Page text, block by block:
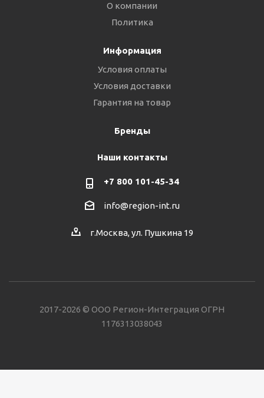
О компании
Политика
Информация
Условия оплаты
Условия доставки
Гарантия на товар
Бренды
Наши контакты
+7 800 101-45-34
info@region-int.ru
г.Москва, ул. Пушкина 19
2017-2026 © ООО Регион-Интеграция ОГРН
1176313038043